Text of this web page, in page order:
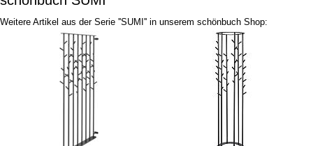
Weitere Artikel aus der Serie ''SUMI'' in unserem schönbuch Shop: